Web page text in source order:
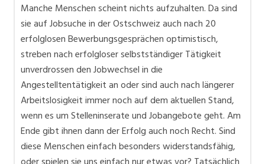
Manche Menschen scheint nichts aufzuhalten. Da sind
sie auf Jobsuche in der Ostschweiz auch nach 20
erfolglosen Bewerbungsgesprächen optimistisch,
streben nach erfolgloser selbstständiger Tätigkeit
unverdrossen den Jobwechsel in die
Angestelltentätigkeit an oder sind auch nach längerer
Arbeitslosigkeit immer noch auf dem aktuellen Stand,
wenn es um Stelleninserate und Jobangebote geht. Am
Ende gibt ihnen dann der Erfolg auch noch Recht. Sind
diese Menschen einfach besonders widerstandsfähig,